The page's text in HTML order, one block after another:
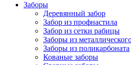
Заборы
Деревянный забор
Забор из профнастила
Забор из сетки рабицы
Заборы из
Заборы из поликарбоната
Кованые заборы